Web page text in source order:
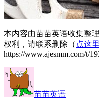
本内容由苗苗英语收集整
权利，请联系删除（ 点这
https://www.ajesmm.com/t/
苗苗英语